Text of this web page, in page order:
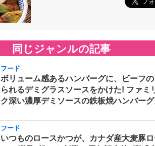
同じジャンルの記事
フード
ボリューム感あるハンバーグに、ビーフ
られるデミグラスソースをかけた! ファミ
ク深い濃厚デミソースの鉄板焼ハンバー
フード
いつものロースかつが、カナダ産大麦豚